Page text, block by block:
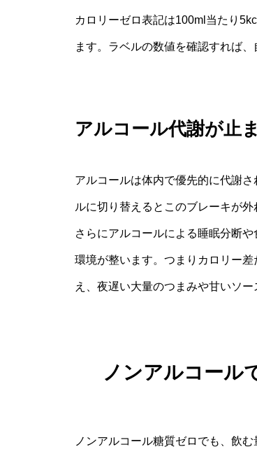
カロリーゼロ表記は100ml当たり
ます。ラベルの数値を確認すれば
アルコール代謝が止
アルコールは体内で優先的に代謝
ルに切り替えるとこのブレーキが
さらにアルコールによる睡眠分断
環境が整います。つまりカロリー
え、夜遅い大量のつまみや甘いソ
ノンアルコール
ノンアルコール糖質ゼロでも、飲